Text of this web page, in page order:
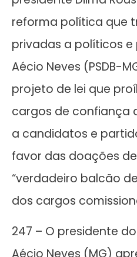
reforma política que
privadas a políticos
Aécio Neves (PSDB-
projeto de lei que
cargos de confiança
a candidatos e
favor das doações
“verdadeiro balcão
dos cargos
247 – O presidente